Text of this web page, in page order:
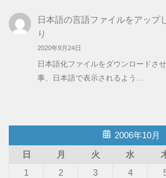
日本語の言語ファイルをアップ
り
2020年9月24日
日本語化ファイルをダウンロードさ
事、日本語で表示されるよう…
2006年10月
日
月 火 水
1
2 3 4